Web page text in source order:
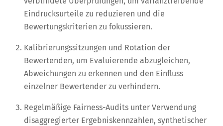
Eindrucksurteile zu reduzieren und die
Bewertungskriterien zu fokussieren.
Kalibrierungssitzungen und Rotation der
Bewertenden, um Evaluierende abzugleichen,
Abweichungen zu erkennen und den Einfluss
einzelner Bewertender zu verhindern.
Regelmäßige Fairness-Audits unter Verwendung
disaggregierter Ergebniskennzahlen, synthetischer